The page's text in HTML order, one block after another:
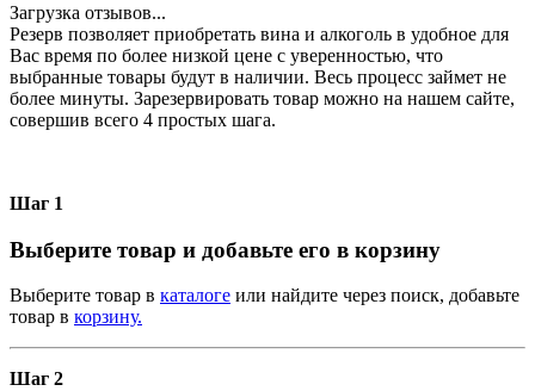
Загрузка отзывов...
Резерв позволяет приобретать вина и алкоголь в удобное для
Вас время по более низкой цене с уверенностью, что
выбранные товары будут в наличии. Весь процесс займет не
более минуты. Зарезервировать товар можно на нашем сайте,
совершив всего 4 простых шага.
Шаг 1
Выберите товар и добавьте его в корзину
Выберите товар в каталоге или найдите через поиск, добавьте
товар в корзину.
Шаг 2